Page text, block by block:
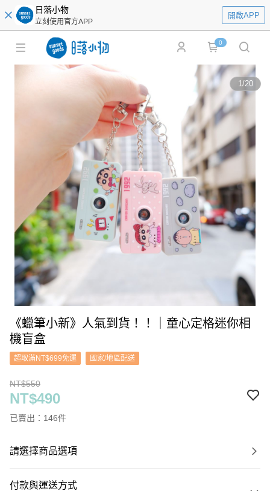
日落小物
立刻使用官方APP
開啟APP
0
1/20
《蠟筆小新》人氣到貨！！｜童心定格迷你相
機盲盒
超取滿NT$699免運 國家/地區配送
NT$550
NT$490
已賣出：146件
請選擇商品選項
付款與運送方式